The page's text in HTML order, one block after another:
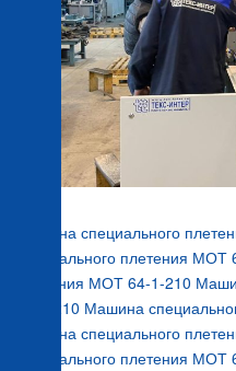
Машина специального
специального плетения
плетения МОТ 64-1-210
64-1-210 Машина
Машина специального
специального плетения